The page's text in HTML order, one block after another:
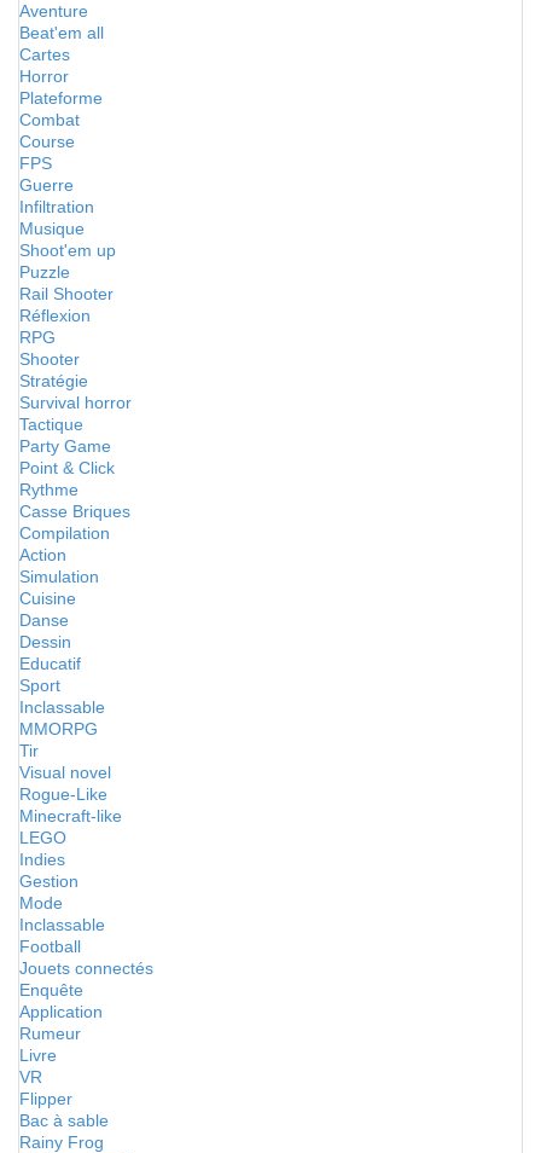
Aventure
Beat'em all
Cartes
Horror
Plateforme
Combat
Course
FPS
Guerre
Infiltration
Musique
Shoot'em up
Puzzle
Rail Shooter
Réflexion
RPG
Shooter
Stratégie
Survival horror
Tactique
Party Game
Point & Click
Rythme
Casse Briques
Compilation
Action
Simulation
Cuisine
Danse
Dessin
Educatif
Sport
Inclassable
MMORPG
Tir
Visual novel
Rogue-Like
Minecraft-like
LEGO
Indies
Gestion
Mode
Inclassable
Football
Jouets connectés
Enquête
Application
Rumeur
Livre
VR
Flipper
Bac à sable
Rainy Frog